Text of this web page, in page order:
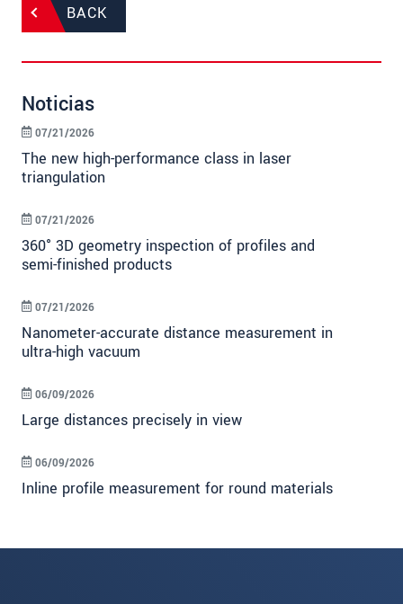
BACK
Noticias
The new high-performance class in laser
triangulation
07/21/2026
360° 3D geometry inspection of profiles and
semi-finished products
07/21/2026
Nanometer-accurate distance measurement in
ultra-high vacuum
07/21/2026
Large distances precisely in view
06/09/2026
Inline profile measurement for round materials
06/09/2026